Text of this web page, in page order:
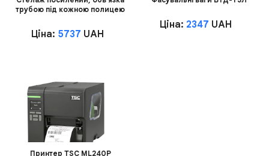
трубою під кожною полицею
Ціна: 5737 UAH
Ціна: 2347 UAH
Принтер TSC ML240P